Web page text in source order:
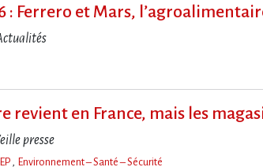
: Ferrero et Mars,
revient en France, mais les
presse
Environnement – Santé – Sécurité